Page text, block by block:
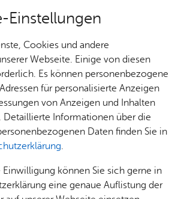
& Stadt
Jobs
Stel­
Bauen
Ge­
sund­
heit &
Vor­le­sen
(Datei
bar­rie­re­frei)
Einstellungen
Cookies und andere
Webseite. Einige von diesen
Es können personenbezogene
für personalisierte Anzeigen
von Anzeigen und Inhalten
Detaillierte Informationen über die
Daten finden Sie in
.
Einwilligung können Sie sich gerne in
eine genaue Auflistung der